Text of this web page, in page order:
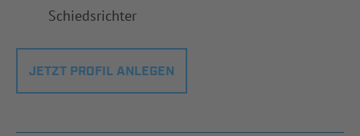
Schiedsrichter
JETZT PROFIL ANLEGEN